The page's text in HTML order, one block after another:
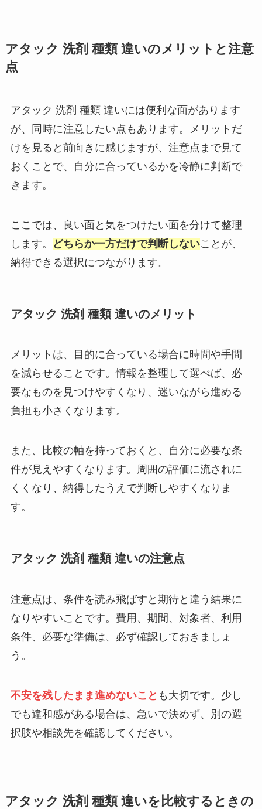
アタック 洗剤 種類 違いのメリットと注意
点
アタック 洗剤 種類 違いには便利な面があります
が、同時に注意したい点もあります。メリットだ
けを見ると前向きに感じますが、注意点まで見て
おくことで、自分に合っているかを冷静に判断で
きます。
ここでは、良い面と気をつけたい面を分けて整理
します。
どちらか一方だけで判断しないことが、
納得できる選択につながります。
アタック 洗剤 種類 違いのメリット
メリットは、目的に合っている場合に時間や手間
を減らせることです。情報を整理して選べば、必
要なものを見つけやすくなり、迷いながら進める
負担も小さくなります。
また、比較の軸を持っておくと、自分に必要な条
件が見えやすくなります。周囲の評価に流されに
くくなり、納得したうえで判断しやすくなりま
す。
アタック 洗剤 種類 違いの注意点
注意点は、条件を読み飛ばすと期待と違う結果に
なりやすいことです。費用、期間、対象者、利用
条件、必要な準備は、必ず確認しておきましょ
う。
不安を残したまま進めないこと も大切です。少し
でも違和感がある場合は、急いで決めず、別の選
択肢や相談先を確認してください。
アタック 洗剤 種類 違いを比較するときの